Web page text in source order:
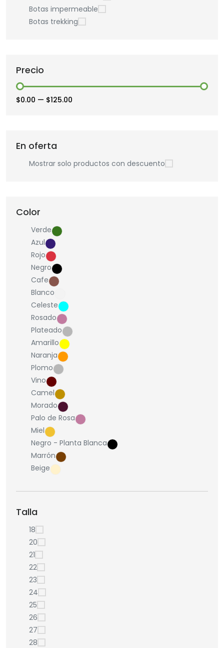
Botas impermeable
Botas trekking
Precio
$0.00 — $125.00
En oferta
Mostrar solo productos con descuento
Color
Verde
Azul
Rojo
Negro
Cafe
Blanco
Celeste
Rosado
Plateado
Amarillo
Naranja
Plomo
Vino
Camel
Morado
Palo de Rosa
Miel
Negro - Planta Blanca
Marrón
Beige
Talla
18
20
21
22
23
24
25
26
27
28